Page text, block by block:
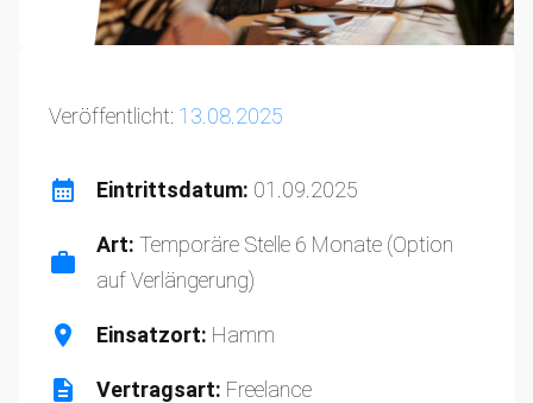
Veröffentlicht: 13.08.2025
Eintrittsdatum: 01.09.2025
Art: Temporäre Stelle 6 Monate (Option
auf Verlängerung)
Einsatzort: Hamm
Vertragsart: Freelance